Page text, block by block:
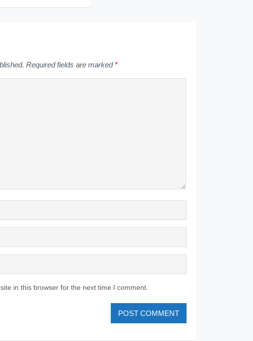
Required fields are marked *
in this browser for the next time I comment.